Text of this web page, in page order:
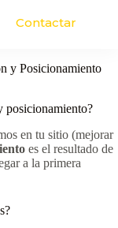
Contactar
y Posicionamiento
posicionamiento?
en tu sitio (mejorar
es el resultado de
a la primera